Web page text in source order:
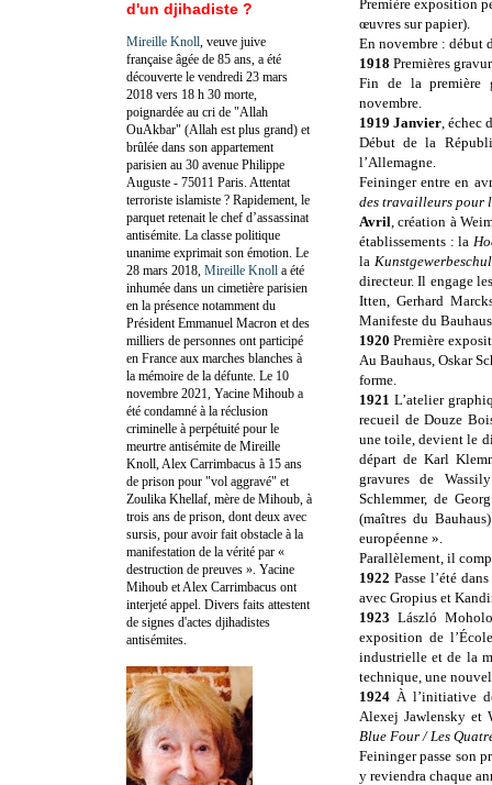
Première exposition
œuvres sur papier).
En novembre : début
1918 Premières
Fin de la première
novembre.
1919 Janvier ,
Début de la
l’Allemagne.
Feininger entre en
des travailleurs pour
Avril , création à
établissements : la
la
directeur. Il engage
Itten, Gerhard
Manifeste du
1920 Première
Au Bauhaus, Oskar
forme.
1921 L’atelier
recueil de Douze
une toile, devient le
départ de Karl
gravures de
Schlemmer, de
(maîtres du
européenne ».
Parallèlement, il
1922Passe l’été
avec Gropius et
1923 László
exposition de
industrielle et de la
technique, une
1924 À l’initiative
Alexej Jawlensky et
Blue Four / Les
Feininger passe son
y reviendra chaque
d'un djihadiste ?
Mireille Knoll , veuve juive
française âgée de 85 ans, a été
découverte le vendredi 23 mars
2018 vers 18 h 30 morte,
poignardée au cri de "Allah
OuAkbar" (Allah est plus grand) et
brûlée dans son appartement
parisien au 30 avenue Philippe
Auguste - 75011 Paris. Attentat
terroriste islamiste ? Rapidement, le
parquet retenait le chef d’assassinat
antisémite. La classe politique
unanime exprimait son émotion. Le
28 mars 2018, Mireille Knoll a été
inhumée dans un cimetière parisien
en la présence notamment du
Président Emmanuel Macron et des
milliers de personnes ont participé
en France aux marches blanches à
la mémoire de la défunte. Le 10
novembre 2021, Yacine Mihoub a
été condamné à la réclusion
criminelle à perpétuité pour le
meurtre antisémite de Mireille
Knoll, Alex Carrimbacus à 15 ans
de prison pour "vol aggravé" et
Zoulika Khellaf, mère de Mihoub, à
trois ans de prison, dont deux avec
sursis, pour avoir fait obstacle à la
manifestation de la vérité par «
destruction de preuves ». Yacine
Mihoub et Alex Carrimbacus ont
interjeté appel. Divers faits attestent
de signes d'actes djihadistes
antisémites.